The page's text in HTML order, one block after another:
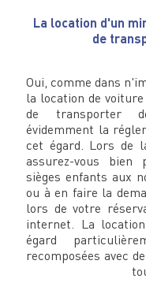
La location d'un
de
Oui, comme dans
la location de
de transporter
évidemment la
cet égard. Lors de
assurez-vous bien
sièges enfants aux
ou à en faire la
lors de votre
internet. La
égard
recomposées avec